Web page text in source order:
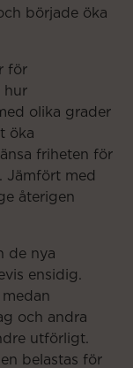
började öka
för
hur
olika grader
öka
friheten för
Jämfört med
återigen
de nya
ensidig.
och andra
utförligt.
belastas för